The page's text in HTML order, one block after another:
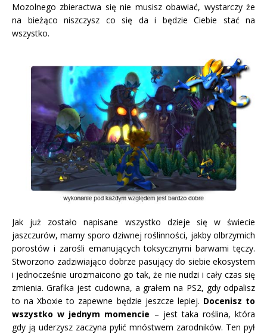
Mozolnego zbieractwa się nie musisz obawiać, wystarczy że
na bieżąco niszczysz co się da i będzie Ciebie stać na
wszystko.
Jak już zostało napisane wszystko dzieje się w świecie
jaszczurów, mamy sporo dziwnej roślinności, jakby olbrzymich
porostów i zarośli emanujących toksycznymi barwami tęczy.
Stworzono zadziwiająco dobrze pasujący do siebie ekosystem
i jednocześnie urozmaicono go tak, że nie nudzi i cały czas się
zmienia. Grafika jest cudowna, a grałem na PS2, gdy odpalisz
to na Xboxie to zapewne będzie jeszcze lepiej. Docenisz to
wszystko w jednym momencie – jest taka roślina, która
gdy ją uderzysz zaczyna pylić mnóstwem zarodników. Ten pył